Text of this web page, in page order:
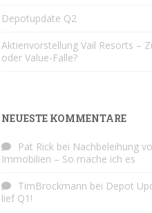
Depotupdate Q2
Aktienvorstellung Vail Resorts –
oder Value-Falle?
NEUESTE KOMMENTARE
Pat Rick bei Nachbeleihung
Immobilien – So mache ich es
TimBrockmann bei Depot
lief Q1!